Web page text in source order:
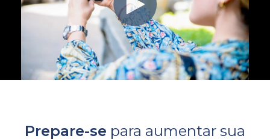
Prepare-se para aumentar sua